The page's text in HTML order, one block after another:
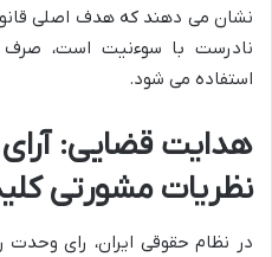
نشان می دهند که هدف اصلی قانون
نادرست با سوءنیت است، صرف
استفاده می شود.
هدایت قضایی:
نظریات مشورتی
در نظام حقوقی ایران، رای